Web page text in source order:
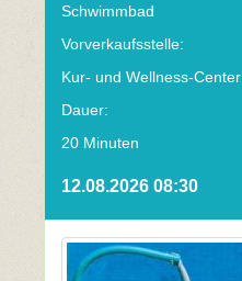
Schwimmbad
Vorverkaufsstelle:
Kur- und Wellness-Center
Dauer:
20 Minuten
12.08.2026 08:30